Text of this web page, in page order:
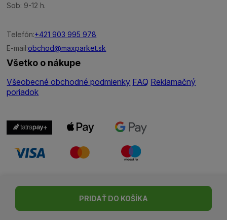
PRIDAŤ DO KOŠÍKA
Sob: 9-12 h.
Telefón:+421 903 995 978
E-mail:obchod@maxparket.sk
Všetko o nákupe
Všeobecné obchodné podmienky FAQ Reklamačný
poriadok
| © Všetky práva vyhradené | Made with ♥
byMadviso